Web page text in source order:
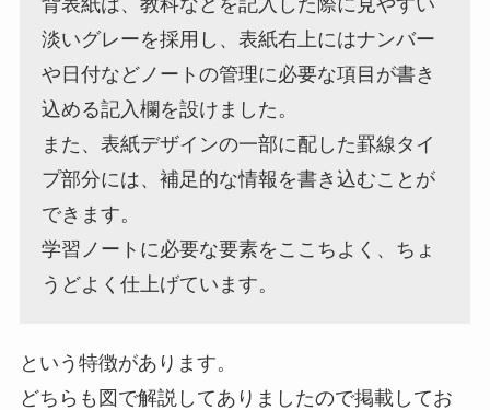
淡いグレーを採用し、表紙右上にはナンバー
や日付などノートの管理に必要な項目が書き
込める記入欄を設けました。
また、表紙デザインの一部に配した罫線タイ
プ部分には、補足的な情報を書き込むことが
できます。
学習ノートに必要な要素をここちよく、ちょ
うどよく仕上げています。
という特徴があります。
どちらも図で解説してありましたので掲載してお